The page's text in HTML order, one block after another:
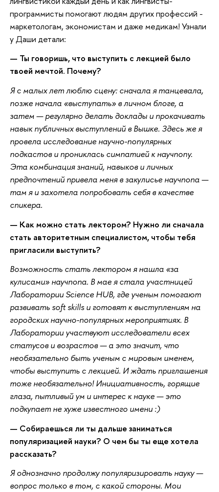
программисты помогают людям других профессий -
маркетологам, экономистам и даже медикам! Узнали
у Даши детали:
— Ты говоришь, что выступить с лекцией было
твоей мечтой. Почему?
Я с малых лет люблю сцену: сначала я танцевала,
позже начала «выступать» в личном блоге, а
затем — регулярно делать доклады и прокачивать
навык публичных выступлений в Вышке. Здесь же я
провела исследование научно-популярных
подкастов и прониклась симпатией к научпопу.
Эта комбинация знаний, навыков и личных
предпочтений привела меня в закулисье научпопа —
там я и захотела попробовать себя в качестве
спикера.
— Как можно стать лектором? Нужно ли сначала
стать авторитетным специалистом, чтобы тебя
пригласили выступить?
Возможность стать лектором я нашла «за
кулисами» научпопа. В мае я стала участницей
Лаборатории Science HUB, где ученым помогают
развивать soft skills и готовят к выступлениям на
городских научно-популярных мероприятиях. В
Лаборатории участвуют исследователи всех
статусов и возрастов — а это значит, что
необязательно быть ученым с мировым именем,
чтобы выступить с лекцией. И ждать приглашения
тоже необязательно! Инициативность, горящие
глаза, пытливый ум и интерес к науке — это
подкупает не хуже известного имени :)
— Собираешься ли ты дальше заниматься
популяризацией науки? О чем бы ты еще хотела
рассказать?
Я однозначно продолжу популяризировать науку —
вопрос только в том, с какой стороны. Мои